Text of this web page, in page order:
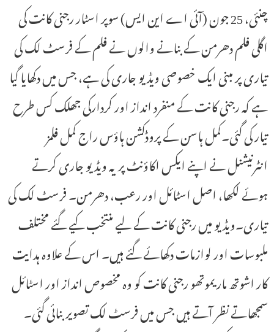
چنئی، 25 جون (آئی اے این ایس) سوپر اسٹار رجنی کانت کی
اگلی فلم دھرمن کے بنانے والوں نے فلم کے فرسٹ لک کی
تیاری پر مبنی ایک خصوصی ویڈیو جاری کی ہے، جس میں دکھایا گیا
ہے کہ رجنی کانت کے منفرد انداز اور کردارکی جھلک کس طرح
تیار کی گئی۔کمل ہاسن کے پروڈکشن ہاؤس راج کمل فلمز
انٹرنیشنل نے اپنے ایکس اکاؤنٹ پر یہ ویڈیو جاری کرتے
ہوئے لکھا، اصل اسٹائل اور رعب، دھرمن۔ فرسٹ لک کی
تیاری۔ویڈیو میں رجنی کانت کے لیے منتخب کیے گئے مختلف
ملبوسات اور لوازمات دکھائے گئے ہیں۔ اس کے علاوہ ہدایت
کار اشوتھ ماریموتھو رجنی کانت کو وہ مخصوص انداز اور اسٹائل
سمجھاتے نظر آتے ہیں جس میں فرسٹ لک تصویر بنائی گئی۔